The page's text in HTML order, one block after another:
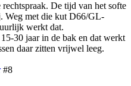
De tijd van het softe
Weg met die kut D66/GL-
werkt dat.
30 jaar in de bak en dat werkt
daar zitten vrijwel leeg.
#8